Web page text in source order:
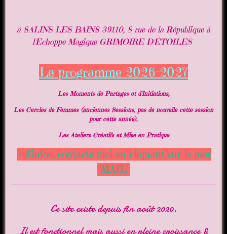
à SALINS LES BAINS 39110, 8 rue de la République à
l'Echoppe Magique GRIMOIRE D'ÉTOILES
Le programme 2026-2027
Les Moments de Partages et d'Initiations,
Les Cercles de Femmes (anciennes Sessions, pas de nouvelle cette session
pour cette année),
Les Ateliers Créatifs et Mise en Pratique
+ d'infos, contacte-moi en cliquant sur le mot
"MAIL"
Ce site existe depuis fin août 2020.
Il est fonctionnel mais aussi en pleine croissance &